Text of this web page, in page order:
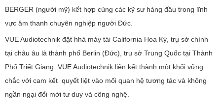
BERGER (người mỹ) kết hợp cùng các kỹ sư hàng đầu trong lĩnh
vực âm thanh chuyên nghiệp người Đức.
VUE Audiotechnik đặt hhà máy tái California Hoa Kỳ, trụ sở chính
tại châu âu là thành phố Berlin (Đức), trụ sở Trung Quốc tại Thành
Phố Triết Giang. VUE Audiotechnik liên kết thành một khối vững
chắc với cam kết quyết liệt vào mối quan hệ tương tác và không
ngần ngại đổi mới tư duy và công nghệ.